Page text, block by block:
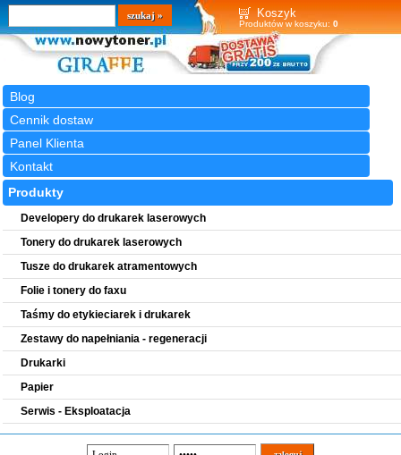
Koszyk
Produktów w koszyku: 0
Blog
Cennik dostaw
Panel Klienta
Kontakt
Wyszukiwarka
szukaj
Produkty
Developery do drukarek laserowych
Tonery do drukarek laserowych
Tusze do drukarek atramentowych
Folie i tonery do faxu
Taśmy do etykieciarek i drukarek
Zestawy do napełniania - regeneracji
Drukarki
Papier
Serwis - Eksploatacja